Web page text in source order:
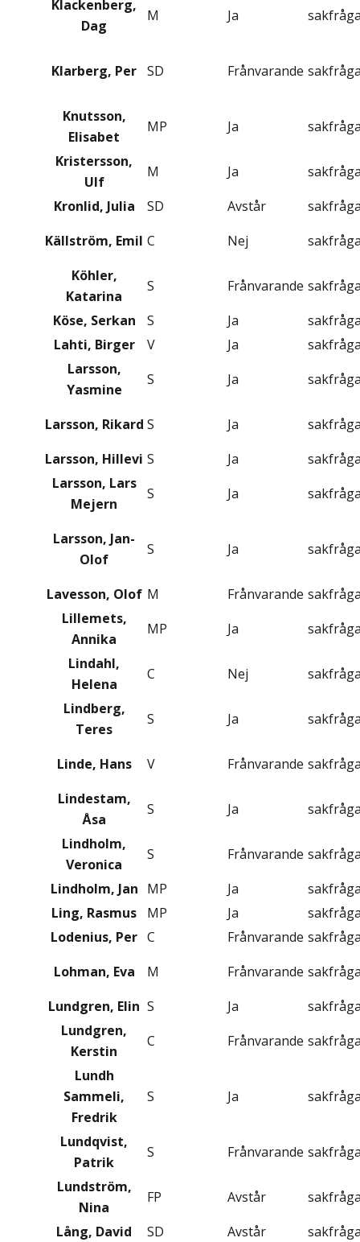
Klackenberg,
Dag
M Ja
Klarberg, Per SD Frånvarande
Knutsson,
Elisabet
MP Ja
Kristersson,
Ulf
M Ja
Kronlid, Julia
SD Avstår
Källström, Emil C Nej
Köhler,
Katarina
S Frånvarande
Köse, Serkan
S Ja
Lahti, Birger
V Ja
Larsson,
Yasmine
S Ja
Larsson, Rikard S Ja
Larsson, Hillevi S Ja
Larsson, Lars
Mejern
S Ja
Larsson, Jan-
Olof
S Ja
Lavesson, Olof M Frånvarande
Lillemets,
Annika
MP Ja
Lindahl,
Helena
C Nej
Lindberg,
Teres
S Ja
Linde, Hans V Frånvarande
Lindestam,
Åsa
S Ja
Lindholm,
Veronica
S Frånvarande
Lindholm, Jan MP Ja
Ling, Rasmus
MP Ja
Lodenius, Per C Frånvarande
Lohman, Eva
M Frånvarande
Lundgren, Elin S Ja
Lundgren,
Kerstin
C Frånvarande
Lundh
Sammeli,
Fredrik
S Ja
Lundqvist,
Patrik
S Frånvarande
Lundström,
Nina
FP Avstår
Lång, David
SD Avstår